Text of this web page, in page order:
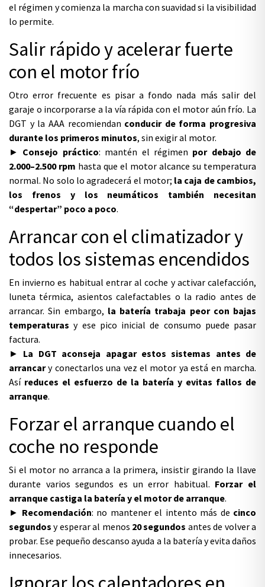
el régimen y comienza la marcha con suavidad si la visibilidad
lo permite.
Salir rápido y acelerar fuerte
con el motor frío
Otro error frecuente es pisar a fondo nada más salir del
garaje o incorporarse a la vía rápida con el motor aún frío. La
DGT y la AAA recomiendan conducir de forma progresiva
durante los primeros minutos, sin exigir al motor.
► Consejo práctico: mantén el régimen por debajo de
2.000–2.500 rpm hasta que el motor alcance su temperatura
normal. No solo lo agradecerá el motor; la caja de cambios,
los frenos y los neumáticos también necesitan
“despertar” poco a poco.
Arrancar con el climatizador y
todos los sistemas encendidos
En invierno es habitual entrar al coche y activar calefacción,
luneta térmica, asientos calefactables o la radio antes de
arrancar. Sin embargo, la batería trabaja peor con bajas
temperaturas y ese pico inicial de consumo puede pasar
factura.
► La DGT aconseja apagar estos sistemas antes de
arrancary conectarlos una vez el motor ya está en marcha.
Así reduces el esfuerzo de la batería y evitas fallos de
arranque.
Forzar el arranque cuando el
coche no responde
Si el motor no arranca a la primera, insistir girando la llave
durante varios segundos es un error habitual. Forzar el
arranque castiga la batería y el motor de arranque.
► Recomendación: no mantener el intento más de cinco
segundos y esperar al menos 20 segundos antes de volver a
probar. Ese pequeño descanso ayuda a la batería y evita daños
innecesarios.